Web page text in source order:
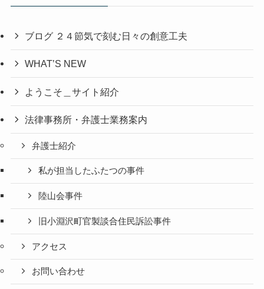
ブログ ２４節気で刻む日々の創意工夫
WHAT’S NEW
ようこそ＿サイト紹介
法律事務所・弁護士業務案内
弁護士紹介
私が担当したふたつの事件
陸山会事件
旧小淵沢町官製談合住民訴訟事件
アクセス
お問い合わせ